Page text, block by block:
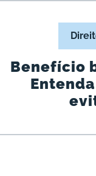
Benefício